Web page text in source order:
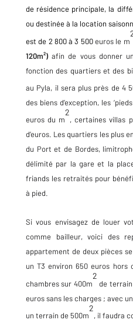
de résidence principale, la
ou destinée à la location
est de 2 800 à 3 500euros le m
120m²)afin de vous donner
fonction des quartiers et des
au Pyla, il sera plus près de 4
des biens d’exception, les
euros du m
2
, certaines villas
d’euros. Les quartiers les plus
du Port et de Bordes,
délimité par la gare et la
friands les retraités pour
à pied.
Si vous envisagez de louer
comme bailleur, voici des
appartement de deux pièces
un T3 environ 650 euros hors
chambres sur 400m
2
de
euros sans les charges ; avec
un terrain de 500m
2
, il faudra